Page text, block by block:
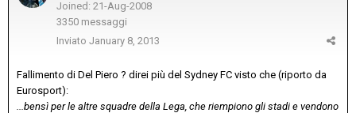
Joined: 21-Aug-2008
3350 messaggi
Inviato January 8, 2013
Fallimento di Del Piero ? direi più del Sydney FC visto che (riporto da
Eurosport):
...bensì per le altre squadre della Lega, che riempiono gli stadi e vendono